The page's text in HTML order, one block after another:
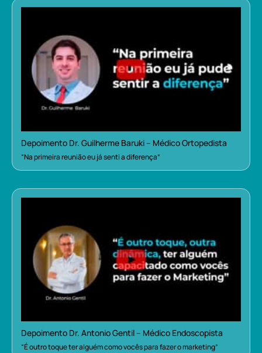
Depoimento Dr. Guilherme Baruki – Médico Ortopedista
“Na primeira reunião eu já senti a diferença”
Depoimento Dr. Antonio Gentil – Médico Endoscopista
“É outro toque ter alguém como vocês para fazer o marketing”